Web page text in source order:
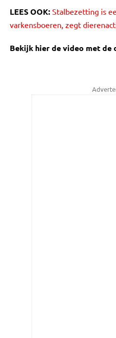
LEES OOK: Stalbezetting is
varkensboeren, zegt
Bekijk hier de video met